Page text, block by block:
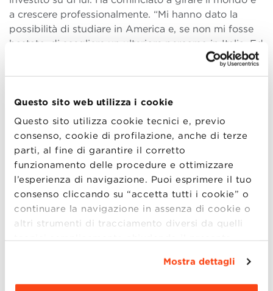
Questo sito web utilizza i cookie
Questo sito utilizza cookie tecnici e, previo
consenso, cookie di profilazione, anche di terze
parti, al fine di garantire il corretto
funzionamento delle procedure e ottimizzare
l’esperienza di navigazione. Puoi esprimere il tuo
consenso cliccando su “accetta tutti i cookie” o
continuare la navigazione in assenza di cookie o
altri strumenti di tracciamento diversi da quelli
tecnici semplicemente chiudendo il presente
Dettagli ”. Per
modificare le impostazioni di navigazione e
Mostra dettagli
a crescere professionalmente. “Mi hanno dato la
possibilità di studiare in America e, se non mi fosse
bastato, di scegliere un ulteriore percorso in Italia. Ed
PERCHÉ (E COME) BOLOGNA
BUSINESS SCHOOL
Francesco sente il bisogno di rafforzare le sue
capacità manageriali. “Io vivevo a Bologna. All’epoca
Bologna Business School era ancora Alma Graduate.
Mi piacque subito il loro approccio,serio e
metodico. Ho conosciuto professori, come Carlo
Boschetti, che mi hanno affascinato. Tutto lo staff ha
contribuito a rendere l’esperienza di studio un
periodo magnifico, rafforzata dall’intensità dello
Lo studio negli Stati Uniti e in Italia sono state due